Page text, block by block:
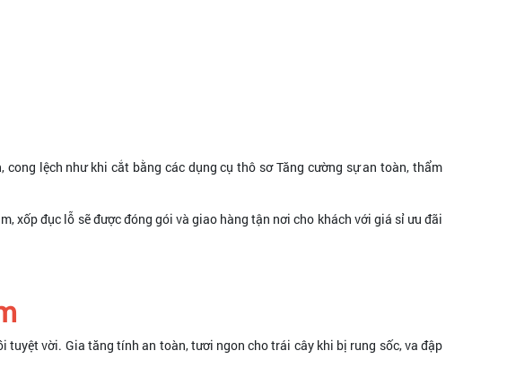
lệch như khi cắt bằng các dụng cụ thô sơ Tăng cường sự an toàn, thẩm
xốp đục lỗ sẽ được đóng gói và giao hàng tận nơi cho khách với giá sỉ ưu đãi
vời. Gia tăng tính an toàn, tươi ngon cho trái cây khi bị rung sốc, va đập